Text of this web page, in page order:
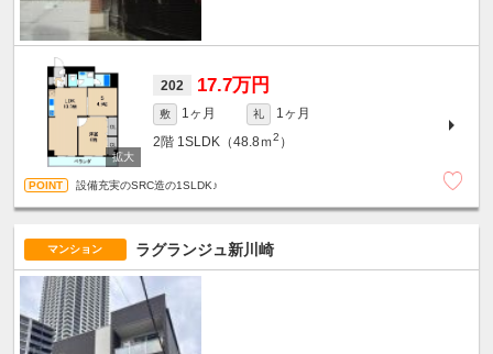
202 17.7万円
敷 1ヶ月 礼
1ヶ月
2階 1SLDK（48.8ｍ2 ）
設備充実のSRC造の1SLDK♪
マンション ラグランジュ新川崎